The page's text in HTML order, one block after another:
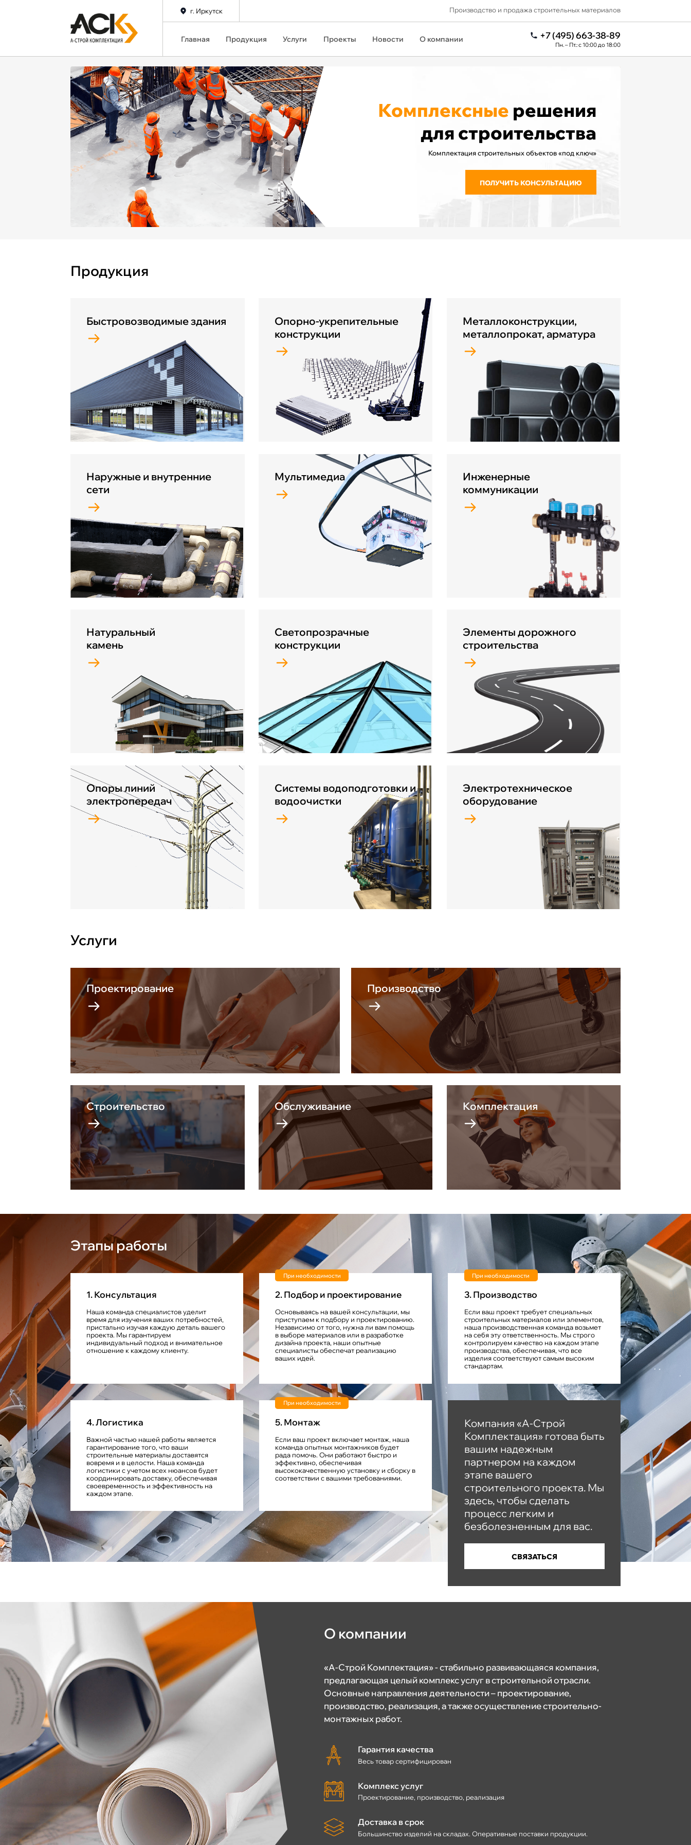
г. Иркутск Производство и продажа строительных материалов
Главная Продукция Услуги Проекты Новости О компании +7 (495) 663-38-89
Пн. – Пт.: с 10:00 до 18:00
Комплексные решения
для строительства
Комплектация строительных объектов «под ключ»
ПОЛУЧИТЬ КОНСУЛЬТАЦИЮ
Продукция
Быстровозводимые здания
Опорно-укрепительные
конструкции
Металлоконструкции,
металлопрокат, арматура
Наружные и внутренние
сети
Мультимедиа
Инженерные
коммуникации
Натуральный
камень
Светопрозрачные
конструкции
Элементы дорожного
строительства
Опоры линий
электропередач
Системы водоподготовки и
водоочистки
Электротехническое
оборудование
Услуги
Проектирование Производство
Строительство Обслуживание Комплектация
Этапы работы
1. Консультация
Наша команда специалистов уделит
время для изучения ваших потребностей,
пристально изучая каждую деталь вашего
проекта. Мы гарантируем
индивидуальный подход и внимательное
отношение к каждому клиенту.
При необходимости
2. Подбор и проектирование
Основываясь на вашей консультации, мы
приступаем к подбору и проектированию.
Независимо от того, нужна ли вам помощь
в выборе материалов или в разработке
дизайна проекта, наши опытные
специалисты обеспечат реализацию
ваших идей.
При необходимости
3. Производство
Если ваш проект требует специальных
строительных материалов или элементов,
наша производственная команда возьмет
на себя эту ответственность. Мы строго
контролируем качество на каждом этапе
производства, обеспечивая, что все
изделия соответствуют самым высоким
стандартам.
4. Логистика
Важной частью нашей работы является
гарантирование того, что ваши
строительные материалы доставятся
вовремя и в целости. Наша команда
логистики с учетом всех нюансов будет
координировать доставку, обеспечивая
своевременность и эффективность на
каждом этапе.
При необходимости
5. Монтаж
Если ваш проект включает монтаж, наша
команда опытных монтажников будет
рада помочь. Они работают быстро и
эффективно, обеспечивая
высококачественную установку и сборку в
соответствии с вашими требованиями.
Компания «А-Строй
Комплектация» готова быть
вашим надежным
партнером на каждом
этапе вашего
строительного проекта. Мы
здесь, чтобы сделать
процесс легким и
безболезненным для вас.
CВЯЗАТЬСЯ
О компании
«А-Строй Комплектация» - стабильно развивающаяся компания,
предлагающая целый комплекс услуг в строительной отрасли.
Основные направления деятельности – проектирование,
производство, реализация, а также осуществление строительно-
монтажных работ.
Гарантия качества
Весь товар сертифицирован
Комплекс услуг
Проектирование, производство, реализация
Доставка в срок
Большинство изделий на складах. Оперативные поставки продукции.